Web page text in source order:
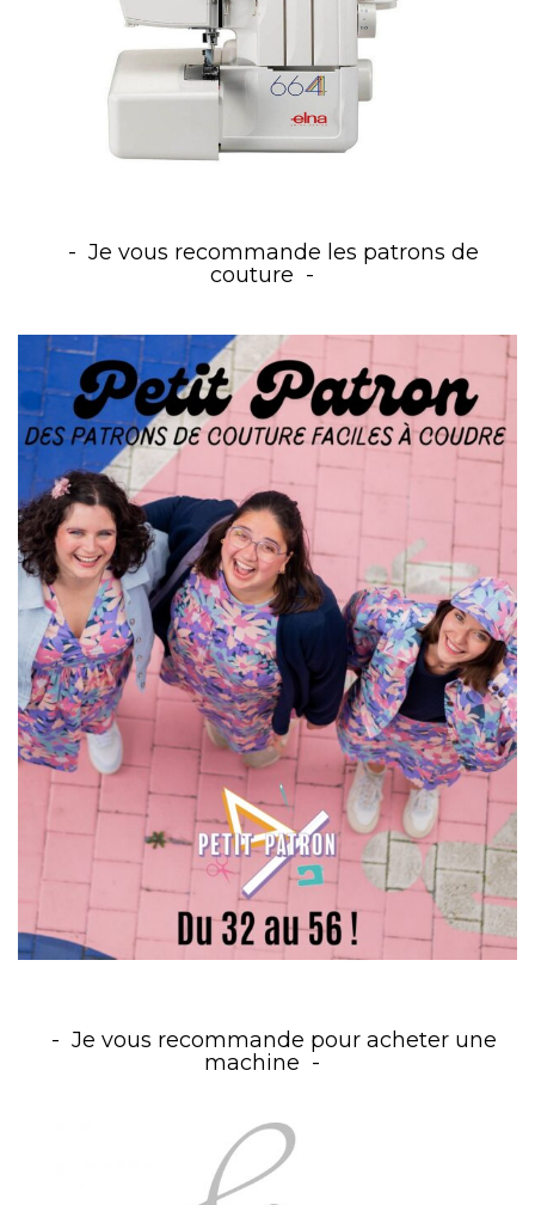
Je vous recommande les patrons de
couture
Je vous recommande pour acheter une
machine